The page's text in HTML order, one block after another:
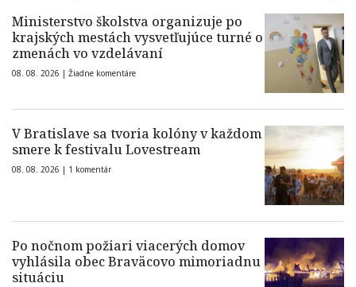
Ministerstvo školstva organizuje po
krajských mestách vysvetľujúce turné o
zmenách vo vzdelávaní
08. 08. 2026 | Žiadne komentáre
V Bratislave sa tvoria kolóny v každom
smere k festivalu Lovestream
08. 08. 2026 | 1 komentár
Po nočnom požiari viacerých domov
vyhlásila obec Braväcovo mimoriadnu
situáciu